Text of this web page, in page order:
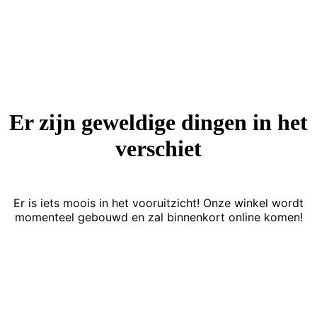
Er zijn geweldige dingen in het
verschiet
Er is iets moois in het vooruitzicht! Onze winkel wordt
momenteel gebouwd en zal binnenkort online komen!